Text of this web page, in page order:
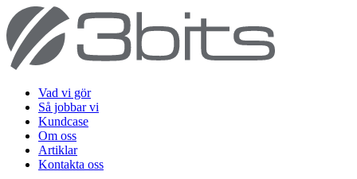
Vad vi gör
Så jobbar vi
Kundcase
Om oss
Artiklar
Kontakta oss